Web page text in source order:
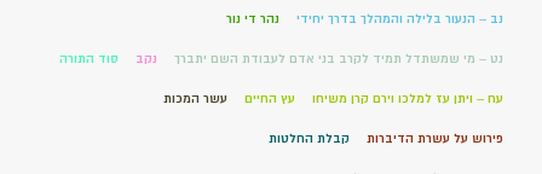
נב – הנעור בלילה והמהלך בדרך יחידי נהר די נור
נט – מי שמשתדל תמיד לקרב בני אדם לעבודת השם יתברך נקב סוד התורה
עח – ויתן עז למלכו וירם קרן משיחו עץ החיים עשר המכות
פירוש על עשרת הדיברות קבלת החלטות